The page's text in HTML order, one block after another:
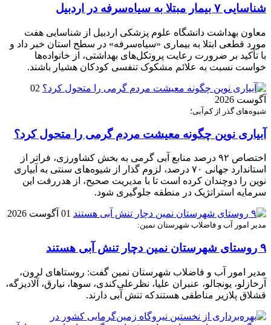
شناسایی ۷ بیمار مبتلا به سیاه‌سرفه در اردبیل
معاون بهداشت دانشگاه علوم پزشکی اردبیل از شناسایی هفت
مورد قطعی ابتلا به بیماری «سیاه‌سرفه» در سطح استان خبر داد و
با تأکید بر ضرورت رعایت پروتکل‌های بهداشتی، از خانواده‌ها
خواست نسبت به علائم مشکوک تنفسی کودکان هشیار باشند.
02
آگوست 2026
شیوه‌های گذر از کم‌آبی؛
آبیاری نوین چگونه معیشت مردم گرمی را متحول کرد؟
اختصاص ۹۲ درصد منابع آبی گرمی به بخش کشاورزی، فراتر از
استاندارد جهانی ۷۰ درصد، لزوم گذار از شیوه‌های سنتی به آبیاری
نوین را دوچندان کرده است تا با مدیریت صحیح، از هدررفت این
سرمایه استراتژیک در منطقه جلوگیری شود.
01 آگوست 2026
مدیر امور آب و فاضلاب شهرستان نمین:
۹ روستای شهرستان نمین دچار تنش آبی هستند
مدیر امور آب و فاضلاب شهرستان نمین گفت: روستاهای لرون،
آرخازلو، یونجالو، عنبران علیا، نظرعلی‌کندی، سوها، نیارق، آلادیزگه،
قشلاق پلازیر مناطقی هستندکه تنش آبی دارند.